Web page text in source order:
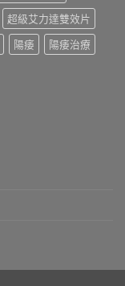
超級艾力達雙效片
陽痿
陽痿治療